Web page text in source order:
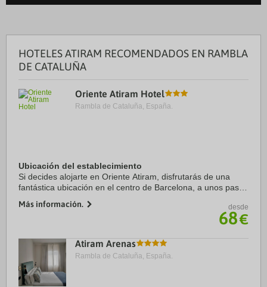
HOTELES ATIRAM RECOMENDADOS EN RAMBLA
DE CATALUÑA
Oriente Atiram Hotel
Rambla de Cataluña, España.
Ubicación del establecimiento
Si decides alojarte en Oriente Atiram, disfrutarás de una
fantástica ubicación en el centro de Barcelona, a unos pasos
Además, este hotel se ...
Más información. desde
68€
Atiram Arenas
Rambla de Cataluña, España.